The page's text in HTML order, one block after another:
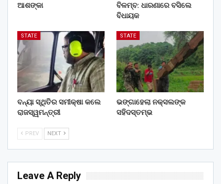
ଆଶଙ୍କା
ବିଳମ୍ବ: ଧାରଣାରେ ବସିଲେ
ବିଧାୟକ
STATE
ବନ୍ୟା ସ୍ଥିତିର ସମୀକ୍ଷା କଲେ
ରାଜସ୍ୱମନ୍ତ୍ରୀ
STATE
ଭଙ୍ଗାହେଲା ନକ୍ସଲଙ୍କ
ସହିଦସ୍ତମ୍ଭ
PREV NEXT
Leave A Reply